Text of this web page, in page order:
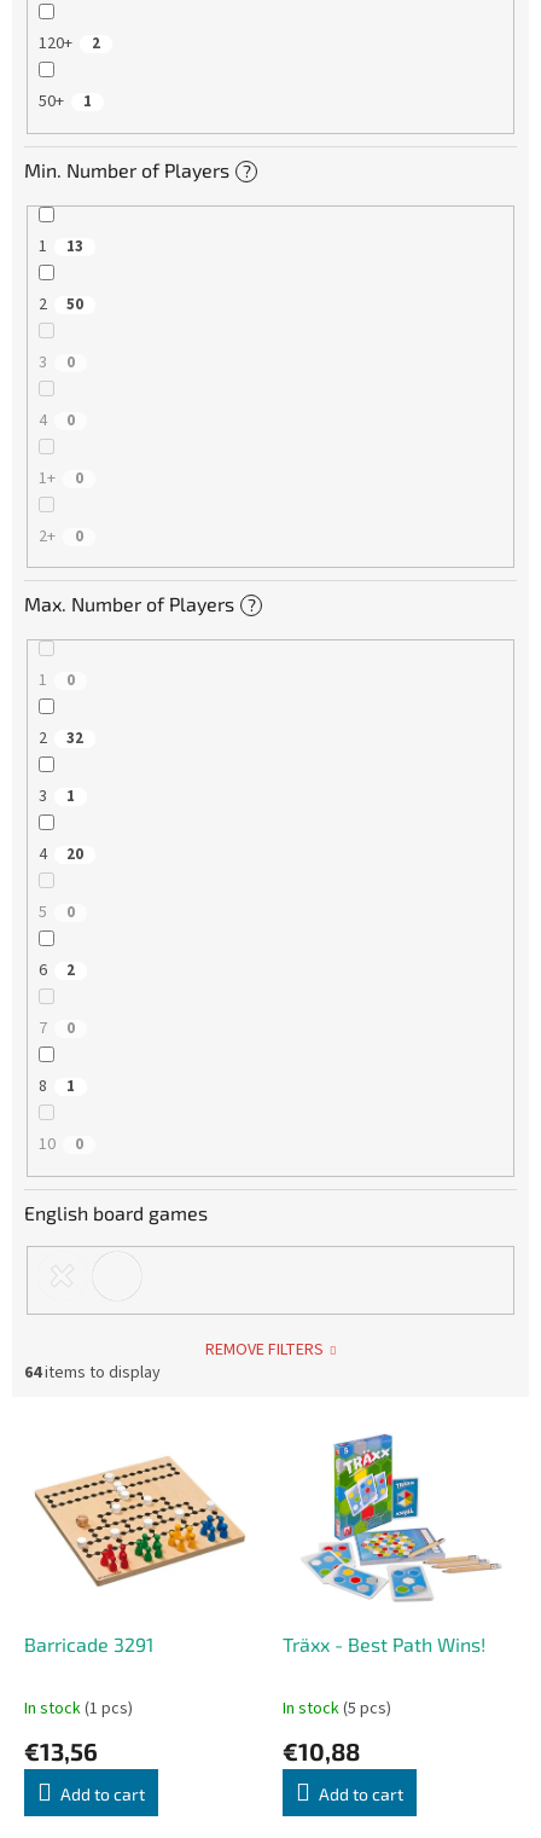
120+ 2
50+ 1
Min. Number of Players ?
1 13
2 50
3 0
4 0
1+ 0
2+ 0
Max. Number of Players ?
1 0
2 32
3 1
4 20
5 0
6 2
7 0
8 1
10 0
English board games
REMOVE FILTERS
64items to display
Barricade 3291
In stock(1 pcs)
€13,56
Add to cart
Träxx - Best Path Wins!
In stock(5 pcs)
€10,88
Add to cart